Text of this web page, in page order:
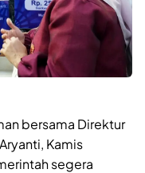
bersama Direktur
Kamis
segera